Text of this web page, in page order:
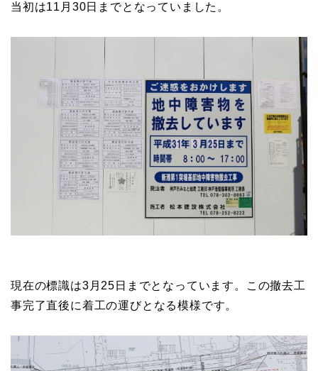
当初は11月30日までとなっていました。
現在の標識は3月25日までとなっています。この撤去工
事完了直後に着工の運びとなる模様です。